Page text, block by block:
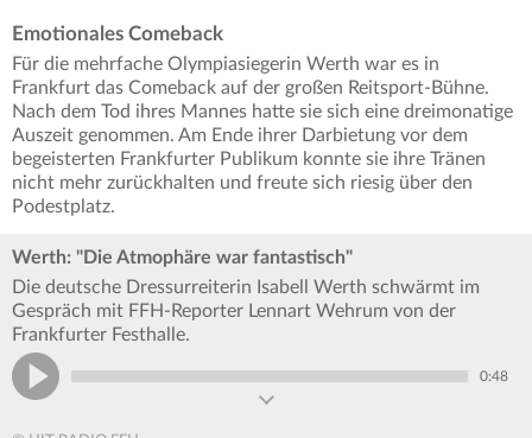
Emotionales Comeback
Für die mehrfache Olympiasiegerin Werth war es in
Frankfurt das Comeback auf der großen Reitsport-Bühne.
Nach dem Tod ihres Mannes hatte sie sich eine dreimonatige
Auszeit genommen. Am Ende ihrer Darbietung vor dem
begeisterten Frankfurter Publikum konnte sie ihre Tränen
nicht mehr zurückhalten und freute sich riesig über den
Podestplatz.
Werth: "Die Atmophäre war fantastisch"
Die deutsche Dressurreiterin Isabell Werth schwärmt im
Gespräch mit FFH-Reporter Lennart Wehrum von der
Frankfurter Festhalle.
0:48